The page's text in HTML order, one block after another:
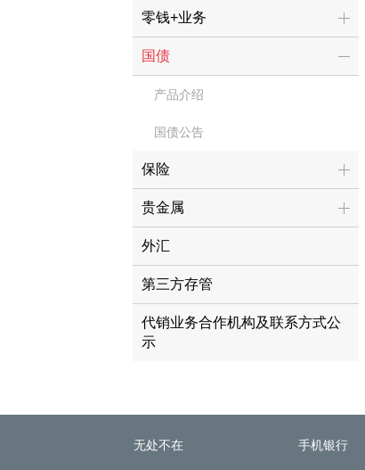
零钱+业务
国债
产品介绍
国债公告
保险
贵金属
外汇
第三方存管
代销业务合作机构及联系方式公
示
无处不在 手机银行